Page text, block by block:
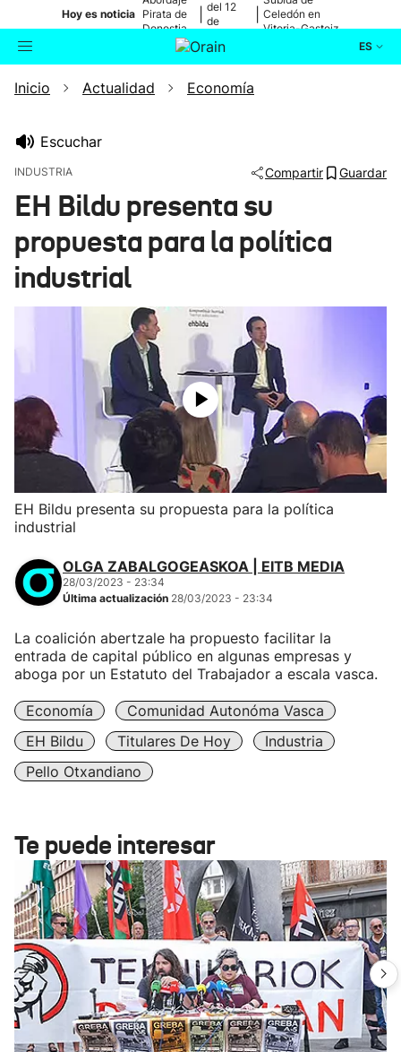
Hoy es noticia Pirata de
Donostia
del 12
de
Celedón en
Vitoria-Gasteiz
ES
Buscador Actualidad
Ikusmiran
Inicio Actualidad Economía
Escuchar
INDUSTRIA Compartir Guardar
EH Bildu presenta su
propuesta para la política
industrial
EH Bildu presenta su propuesta para la política
industrial
OLGA ZABALGOGEASKOA | EITB MEDIA
28/03/2023 - 23:34
Última actualización 28/03/2023 - 23:34
La coalición abertzale ha propuesto facilitar la
entrada de capital público en algunas empresas y
aboga por un Estatuto del Trabajador a escala vasca.
Economía
Comunidad Autonóma Vasca
EH Bildu
Titulares De Hoy
Industria
Pello Otxandiano
Te puede interesar